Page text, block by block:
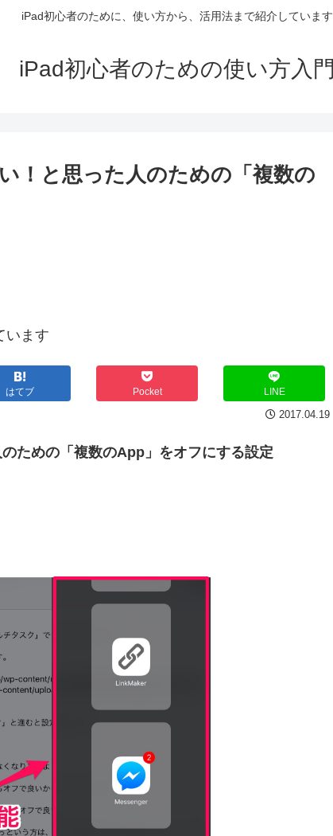
iPad初心者のために、使い方から、活用法まで紹介しています
iPad初心者のための使い方入門
！と思った人のための「複数の
います
はてブ Pocket LINE
2017.04.19
ための「複数のApp」をオフにする設定